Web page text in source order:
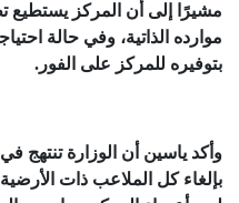
مشيرًا إلى أن المركز يستطيع
موارده الذاتية، وفي حالة
بتوفيره للمركز على الفور.
وأكد ياسين أن الوزارة تنتهج
بإلغاء كل الملاعب ذات